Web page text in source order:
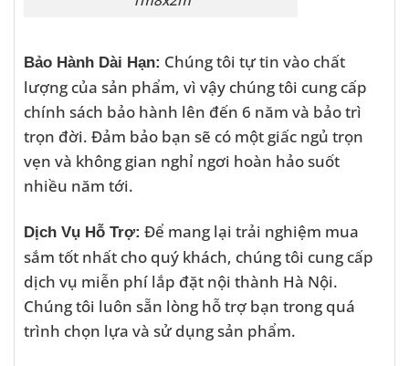
Bảo Hành Dài Hạn: Chúng tôi tự tin vào chất
lượng của sản phẩm, vì vậy chúng tôi cung cấp
chính sách bảo hành lên đến 6 năm và bảo trì
trọn đời. Đảm bảo bạn sẽ có một giấc ngủ trọn
vẹn và không gian nghỉ ngơi hoàn hảo suốt
nhiều năm tới.
Dịch Vụ Hỗ Trợ: Để mang lại trải nghiệm mua
sắm tốt nhất cho quý khách, chúng tôi cung cấp
dịch vụ miễn phí lắp đặt nội thành Hà Nội.
Chúng tôi luôn sẵn lòng hỗ trợ bạn trong quá
trình chọn lựa và sử dụng sản phẩm.